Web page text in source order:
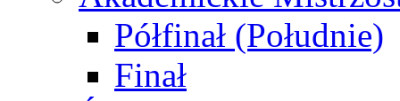
Półfinał (Południe)
Finał